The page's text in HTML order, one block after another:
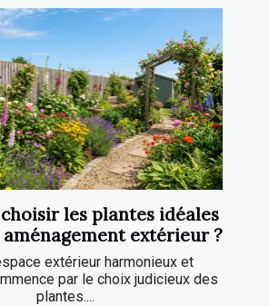
les plantes idéales
extérieur ?
extérieur harmonieux et
par le choix judicieux des
plantes....